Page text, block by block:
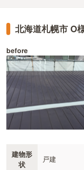
北海道札幌市 O
before
建物形
状
戸建